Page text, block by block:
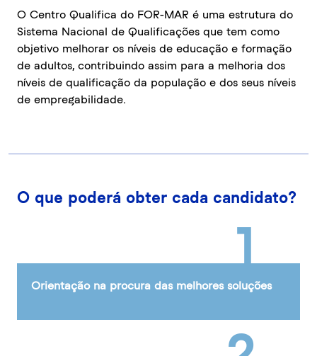
O Centro Qualifica do FOR-MAR é uma estrutura do
Sistema Nacional de Qualificações que tem como
objetivo melhorar os níveis de educação e formação
de adultos, contribuindo assim para a melhoria dos
níveis de qualificação da população e dos seus níveis
de empregabilidade.
O que poderá obter cada candidato?
1
Orientação na procura das melhores soluções